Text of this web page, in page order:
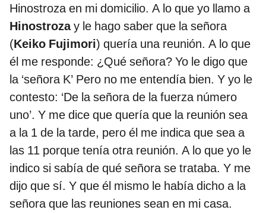
Hinostroza en mi domicilio. A lo que yo llamo a
Hinostrozay le hago saber que la señora
(Keiko Fujimori) quería una reunión. A lo que
él me responde: ¿Qué señora? Yo le digo que
la ‘señora K’ Pero no me entendía bien. Y yo le
contesto: ‘De la señora de la fuerza número
uno’. Y me dice que quería que la reunión sea
a la 1 de la tarde, pero él me indica que sea a
las 11 porque tenía otra reunión. A lo que yo le
indico si sabía de qué señora se trataba. Y me
dijo que sí. Y que él mismo le había dicho a la
señora que las reuniones sean en mi casa.